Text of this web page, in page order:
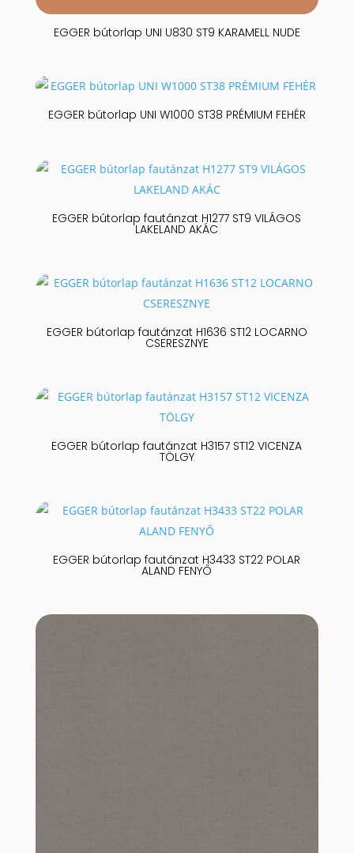
EGGER bútorlap UNI U830 ST9 KARAMELL NUDE
EGGER bútorlap UNI W1000 ST38 PRÉMIUM FEHÉR
EGGER bútorlap fautánzat H1277 ST9 VILÁGOS
LAKELAND AKÁC
EGGER bútorlap fautánzat H1636 ST12 LOCARNO
CSERESZNYE
EGGER bútorlap fautánzat H3157 ST12 VICENZA
TÖLGY
EGGER bútorlap fautánzat H3433 ST22 POLAR
ALAND FENYŐ